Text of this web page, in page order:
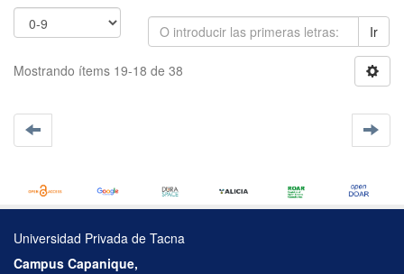
Ir
Mostrando ítems 19-18 de 38
Universidad Privada de Tacna
Campus Capanique,